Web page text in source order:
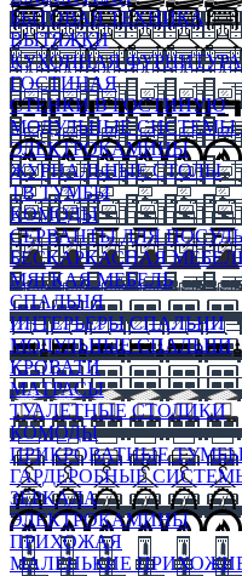
БЫТОВАЯ ТЕХНИКА
ВЫТЯЖКИ
КУХОННАЯ ФУРНИТУРА
ГОСТИНАЯ
СТЕНКИ В ГОСТИНУЮ
МОДУЛЬНЫЕ СИСТЕМЫ
ЭЛЕКТРОКАМИНЫ
ЖУРНАЛЬНЫЕ СТОЛЫ
ТВ ТУМБЫ
КОМОДЫ
СЕРВАНТЫ ДЛЯ
БЕСКАРКАСНАЯ
МЯГКАЯ МЕБЕЛЬ
СПАЛЬНЯ
ИНТЕРЬЕРЫ СПАЛЬНИ
МОДУЛЬНЫЕ СПАЛЬНИ
КРОВАТИ
МАТРАСЫ
ТУАЛЕТНЫЕ СТОЛИКИ
КОМОДЫ
ПРИКРОВАТНЫЕ
ГАРДЕРОБНЫЕ
ЗЕРКАЛА
ЭЛЕКТРОКАМИНЫ
ПРИХОЖАЯ
МАЛЕНЬКИЕ